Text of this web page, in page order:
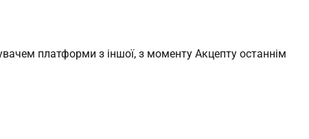
платформи з іншої, з моменту Акцепту останнім